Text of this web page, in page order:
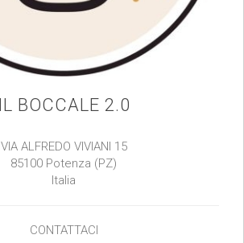
IL BOCCALE 2.0
VIA ALFREDO VIVIANI 15
85100 Potenza (PZ)
Italia
CONTATTACI